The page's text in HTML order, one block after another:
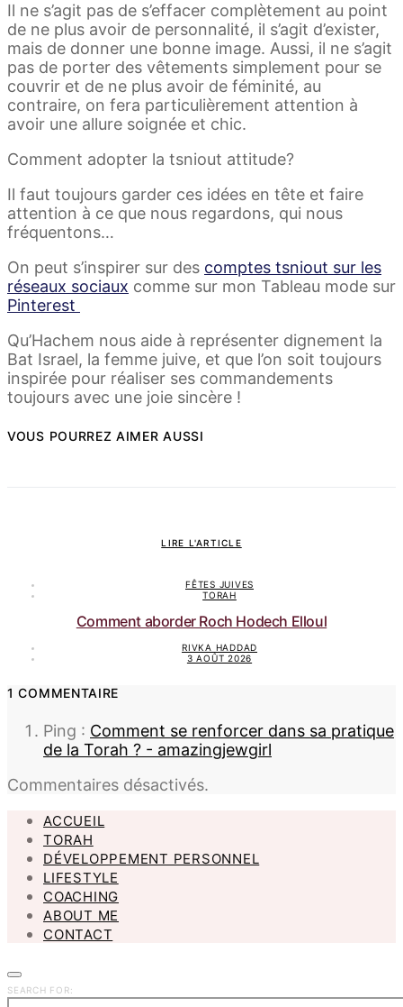
Il ne s’agit pas de s’effacer complètement au point
de ne plus avoir de personnalité, il s’agit d’exister,
mais de donner une bonne image. Aussi, il ne s’agit
pas de porter des vêtements simplement pour se
couvrir et de ne plus avoir de féminité, au
contraire, on fera particulièrement attention à
avoir une allure soignée et chic.
Comment adopter la tsniout attitude?
Il faut toujours garder ces idées en tête et faire
attention à ce que nous regardons, qui nous
fréquentons…
On peut s’inspirer sur des comptes tsniout sur les
réseaux sociaux comme sur mon Tableau mode sur
Pinterest
Qu’Hachem nous aide à représenter dignement la
Bat Israel, la femme juive, et que l’on soit toujours
inspirée pour réaliser ses commandements
toujours avec une joie sincère !
VOUS POURREZ AIMER AUSSI
LIRE L'ARTICLE
FÊTES JUIVES
TORAH
Comment aborder Roch Hodech Elloul
RIVKA HADDAD
3 AOÛT 2026
1 COMMENTAIRE
Ping : Comment se renforcer dans sa pratique
de la Torah ? - amazingjewgirl
Commentaires désactivés.
ACCUEIL
TORAH
DÉVELOPPEMENT PERSONNEL
LIFESTYLE
COACHING
ABOUT ME
CONTACT
SEARCH FOR: